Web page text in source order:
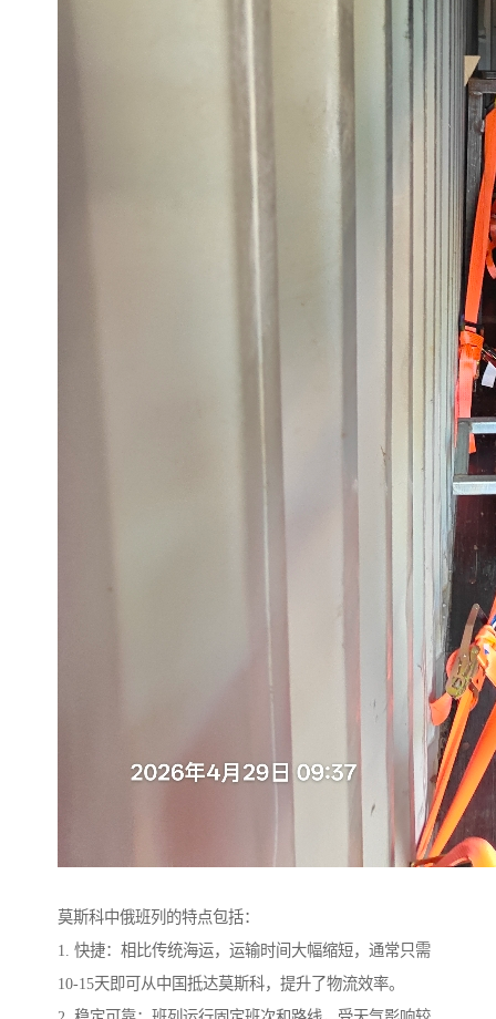
莫斯科中俄班列的特点包括：
1. 快捷：相比传统海运，运输时间大幅缩短，通常只需
10-15天即可从中国抵达莫斯科，提升了物流效率。